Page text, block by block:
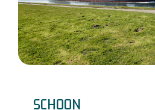
SCHOON